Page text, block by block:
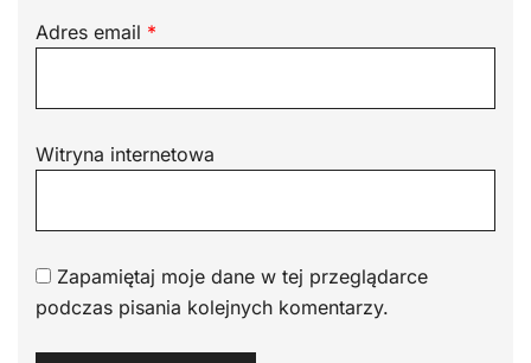
Adres email *
Witryna internetowa
Zapamiętaj moje dane w tej przeglądarce
podczas pisania kolejnych komentarzy.